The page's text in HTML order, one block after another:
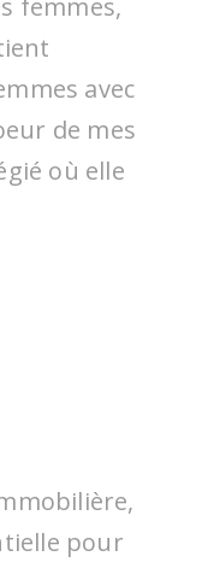
femmes,
avec
de mes
où elle
pour